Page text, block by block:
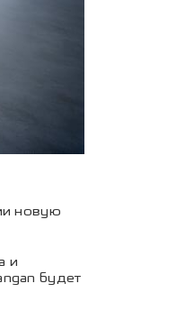
новую
и
будет